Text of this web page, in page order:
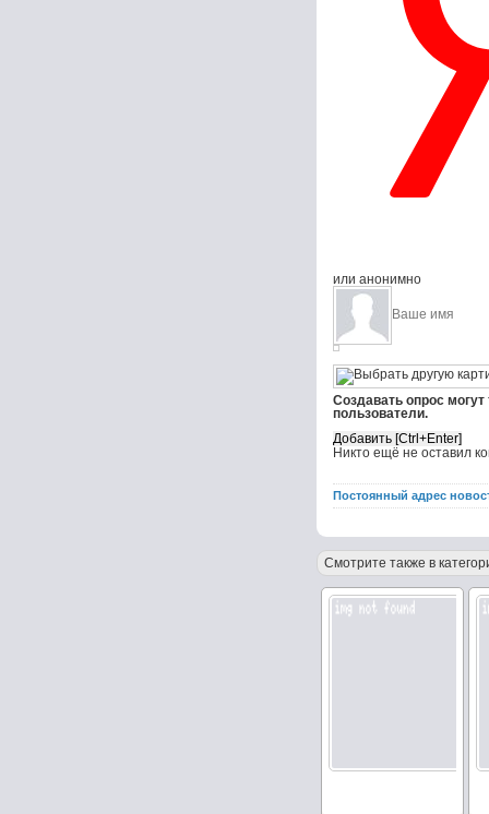
или анонимно
Создавать опрос
пользователи.
Никто ещё не оставил
Постоянный адрес
Смотрите также в